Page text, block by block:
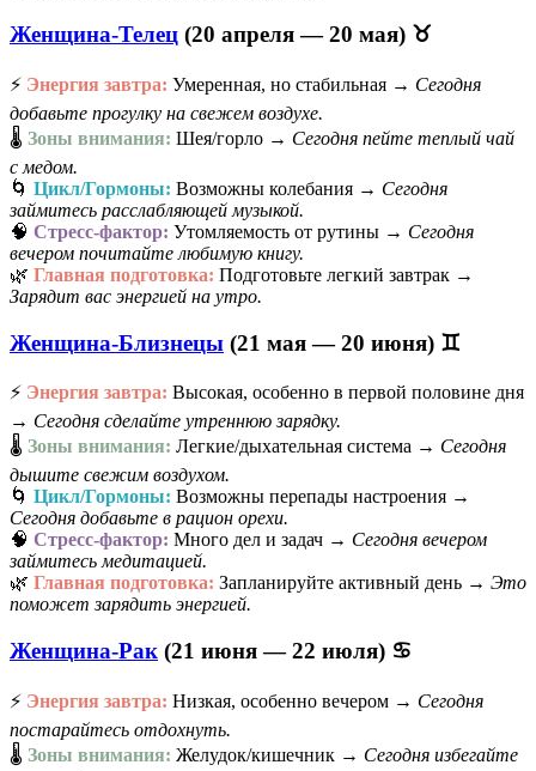
Женщина-Телец (20 апреля — 20 мая) ♉
⚡ Энергия завтра: Умеренная, но стабильная → Сегодня
добавьте прогулку на свежем воздухе.
🌡️ Зоны внимания: Шея/горло → Сегодня пейте теплый чай
с медом.
🌀 Цикл/Гормоны: Возможны колебания → Сегодня
займитесь расслабляющей музыкой.
🧠 Стресс-фактор: Утомляемость от рутины → Сегодня
вечером почитайте любимую книгу.
🌿 Главная подготовка: Подготовьте легкий завтрак →
Зарядит вас энергией на утро.
Женщина-Близнецы (21 мая — 20 июня) ♊
⚡ Энергия завтра: Высокая, особенно в первой половине дня
→ Сегодня сделайте утреннюю зарядку.
🌡️ Зоны внимания: Легкие/дыхательная система → Сегодня
дышите свежим воздухом.
🌀 Цикл/Гормоны: Возможны перепады настроения →
Сегодня добавьте в рацион орехи.
🧠 Стресс-фактор: Много дел и задач → Сегодня вечером
займитесь медитацией.
🌿 Главная подготовка: Запланируйте активный день → Это
поможет зарядить энергией.
Женщина-Рак (21 июня — 22 июля) ♋
⚡ Энергия завтра: Низкая, особенно вечером → Сегодня
постарайтесь отдохнуть.
🌡️ Зоны внимания: Желудок/кишечник → Сегодня избегайте